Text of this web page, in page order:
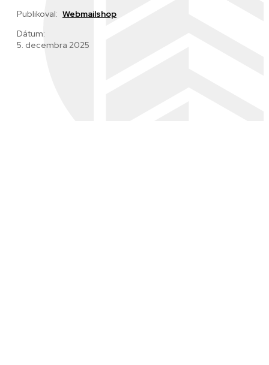
Publikoval: Webmailshop
Dátum:
5. decembra 2025